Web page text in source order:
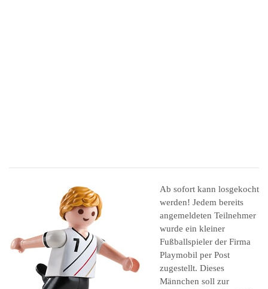
Ab sofort kann losgekocht
werden! Jedem bereits
angemeldeten Teilnehmer
wurde ein kleiner
Fußballspieler der Firma
Playmobil per Post
zugestellt. Dieses
Männchen soll zur